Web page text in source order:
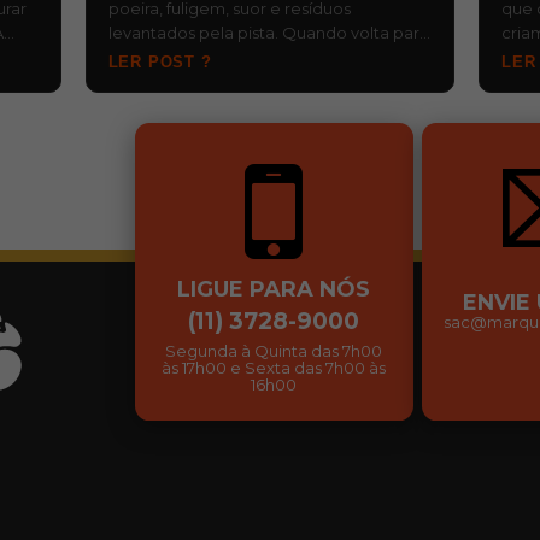
d…
poeira, fuligem, suor e resíduos
levantados pela pista. Quando volta para
o baú ainda molhada e fica esquecida,…
LER POST ?
que
LIGUE PARA NÓS
(11) 3728-9000
Segunda à Quinta das 7h00
às 17h00 e Sexta das 7h00 às
16h00
ENVIE